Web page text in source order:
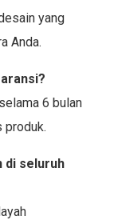
yang
Anda.
6 bulan
produk.
di seluruh